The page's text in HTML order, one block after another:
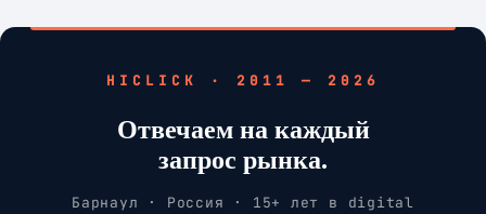
HICLICK · 2011 — 2026
Отвечаем на каждый
запрос рынка.
Барнаул · Россия · 15+ лет в digital